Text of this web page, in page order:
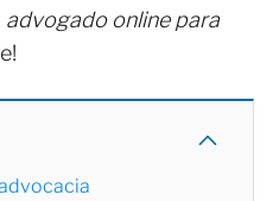
advogado online para